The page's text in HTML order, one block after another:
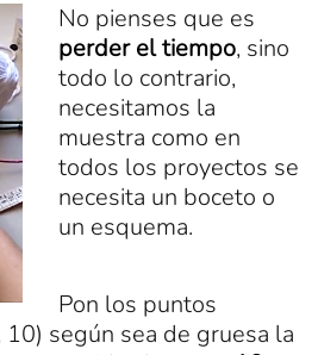
No pienses que es
perder el tiempo, sino
todo lo contrario,
necesitamos la
muestra como en
todos los proyectos se
necesita un boceto o
un esquema.
Pon los puntos
según sea de gruesa la